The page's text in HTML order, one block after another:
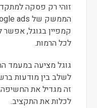
זוהי רק פסקה
קמפיין בגוגל, אפשר
לכל הרמות.
גוגל מציעה במעמד
לשלב בין מודעות
זה מגדיל את
לכלות את התקציב.